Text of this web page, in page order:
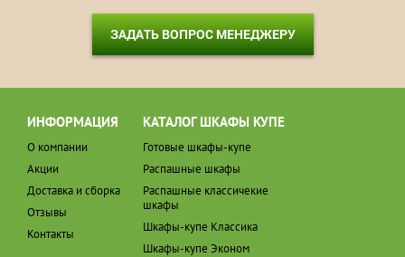
ЗАДАТЬ ВОПРОС МЕНЕДЖЕРУ
ИНФОРМАЦИЯ
О компании
Акции
Доставка и сборка
Отзывы
Контакты
КАТАЛОГ ШКАФЫ КУПЕ
Готовые шкафы-купе
Распашные шкафы
Распашные классичекие
шкафы
Шкафы-купе Классика
Шкафы-купе Эконом